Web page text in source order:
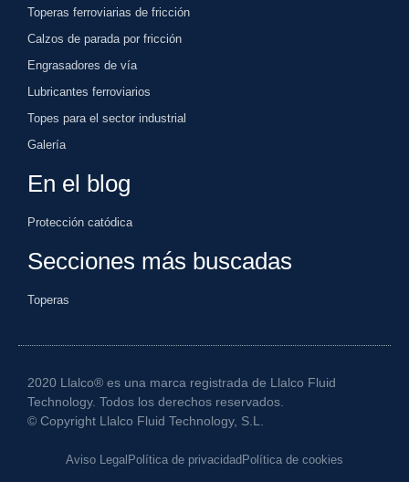
Toperas ferroviarias de fricción
Calzos de parada por fricción
Engrasadores de vía
Lubricantes ferroviarios
Topes para el sector industrial
Galería
En el blog
Protección catódica
Secciones más buscadas
Toperas
2020 Llalco® es una marca registrada de Llalco Fluid
Technology. Todos los derechos reservados.
© Copyright Llalco Fluid Technology, S.L.
Aviso LegalPolítica de privacidadPolítica de cookies